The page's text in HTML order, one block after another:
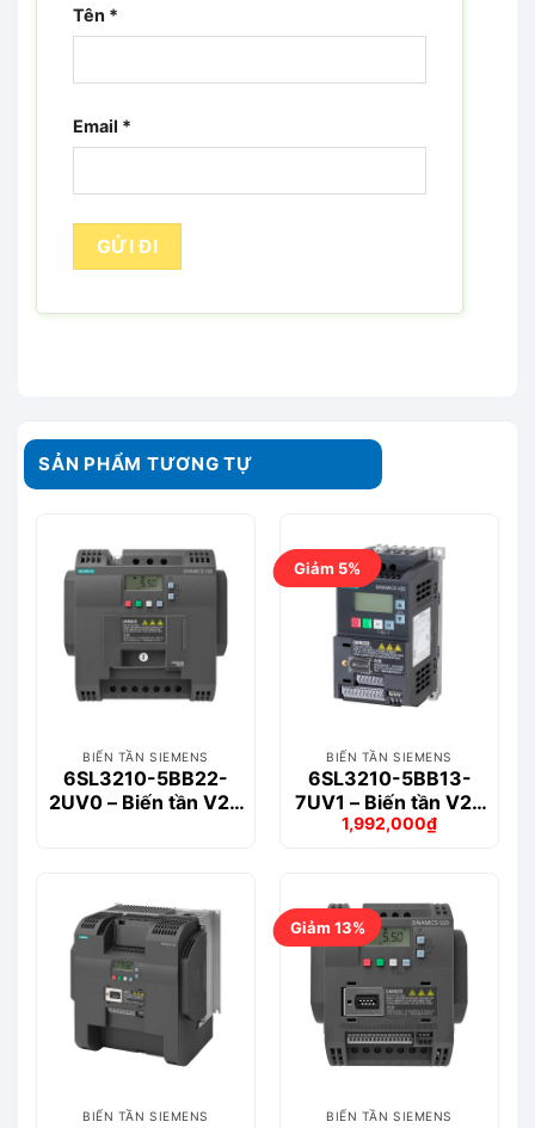
Tên *
Email *
SẢN PHẨM TƯƠNG TỰ
BIẾN TẦN SIEMENS
6SL3210-5BB22-
2UV0 – Biến tần V20
Giảm 5%
BIẾN TẦN SIEMENS
6SL3210-5BB13-
7UV1 – Biến tần V20
1-phase 0.37kW
Giá
1,992,000₫
Giá
1,992,000₫.
BIẾN TẦN SIEMENS
Giảm 13%
BIẾN TẦN SIEMENS